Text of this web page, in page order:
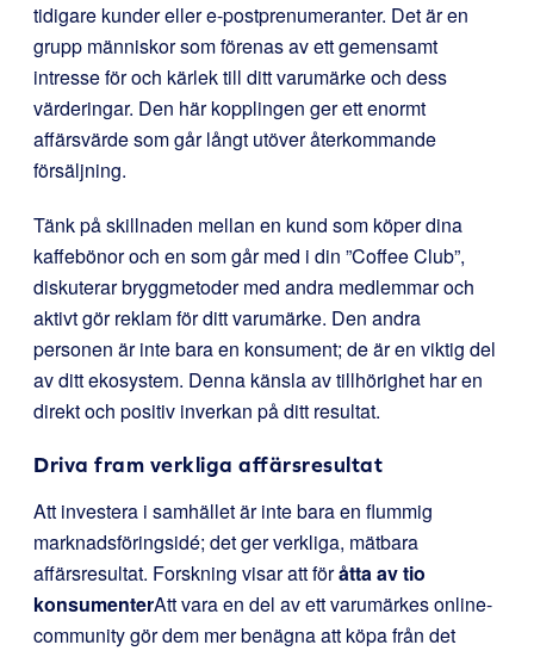
tidigare kunder eller e-postprenumeranter. Det är en
grupp människor som förenas av ett gemensamt
intresse för och kärlek till ditt varumärke och dess
värderingar. Den här kopplingen ger ett enormt
affärsvärde som går långt utöver återkommande
försäljning.
Tänk på skillnaden mellan en kund som köper dina
kaffebönor och en som går med i din ”Coffee Club”,
diskuterar bryggmetoder med andra medlemmar och
aktivt gör reklam för ditt varumärke. Den andra
personen är inte bara en konsument; de är en viktig del
av ditt ekosystem. Denna känsla av tillhörighet har en
direkt och positiv inverkan på ditt resultat.
Driva fram verkliga affärsresultat
Att investera i samhället är inte bara en flummig
marknadsföringsidé; det ger verkliga, mätbara
affärsresultat. Forskning visar att föråtta av tio
konsumenterAtt vara en del av ett varumärkes online-
community gör dem mer benägna att köpa från det